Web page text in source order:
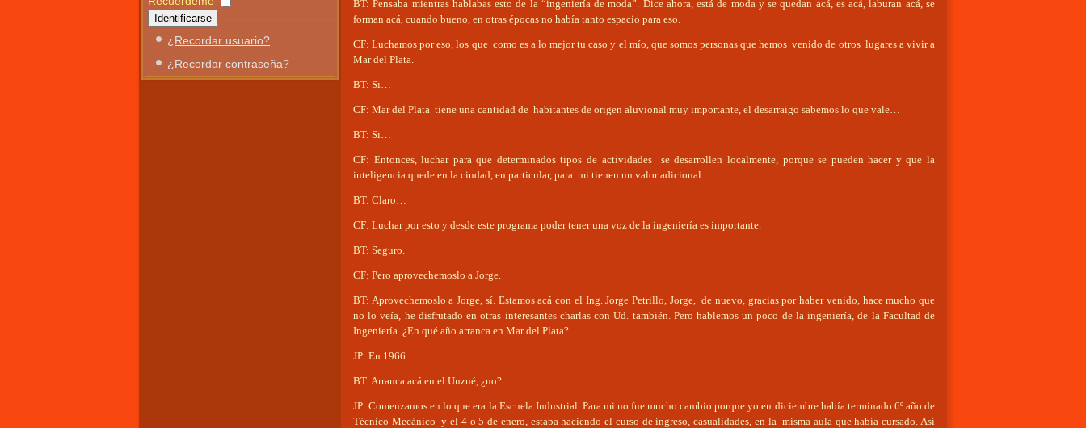
Identificarse
¿Recordar usuario?
¿Recordar contraseña?
BT: Pensaba mientras hablabas esto de la “ingeniería de moda”. Dice ahora, está de moda y se quedan acá, es acá, laburan acá, se
forman acá, cuando bueno, en otras épocas no había tanto espacio para eso.
CF: Luchamos por eso, los que como es a lo mejor tu caso y el mío, que somos personas que hemos venido de otros lugares a vivir a
Mar del Plata.
BT: Si…
CF: Mar del Plata tiene una cantidad de habitantes de origen aluvional muy importante, el desarraigo sabemos lo que vale…
BT: Si…
CF: Entonces, luchar para que determinados tipos de actividades se desarrollen localmente, porque se pueden hacer y que la
inteligencia quede en la ciudad, en particular, para mi tienen un valor adicional.
BT: Claro…
CF: Luchar por esto y desde este programa poder tener una voz de la ingeniería es importante.
BT: Seguro.
CF: Pero aprovechemoslo a Jorge.
BT: Aprovechemoslo a Jorge, sí. Estamos acá con el Ing. Jorge Petrillo, Jorge, de nuevo, gracias por haber venido, hace mucho que
no lo veía, he disfrutado en otras interesantes charlas con Ud. también. Pero hablemos un poco de la ingeniería, de la Facultad de
Ingeniería. ¿En qué año arranca en Mar del Plata?...
JP: En 1966.
BT: Arranca acá en el Unzué, ¿no?...
JP: Comenzamos en lo que era la Escuela Industrial. Para mi no fue mucho cambio porque yo en diciembre había terminado 6º año de
Técnico Mecánico y el 4 o 5 de enero, estaba haciendo el curso de ingreso, casualidades, en la misma aula que había cursado. Así